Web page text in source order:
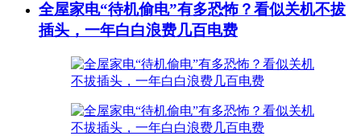
全屋家电“待机偷电”有多恐怖？看似关机不拔
插头，一年白白浪费几百电费